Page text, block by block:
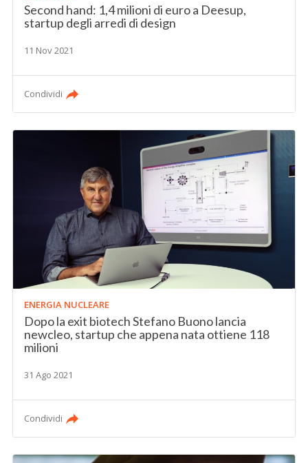
Second hand: 1,4 milioni di euro a Deesup,
startup degli arredi di design
11 Nov 2021
Condividi
ENERGIA NUCLEARE
Dopo la exit biotech Stefano Buono lancia
newcleo, startup che appena nata ottiene 118
milioni
31 Ago 2021
Condividi